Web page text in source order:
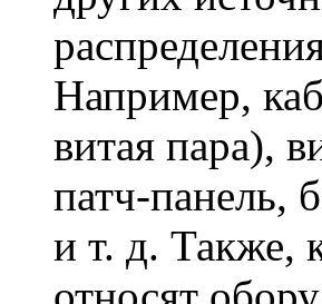
Например,
витая пара),
патч-панель,
и т. д. Также,